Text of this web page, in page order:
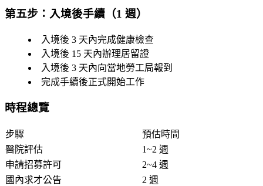
第五步：入境後手續（1 週）
入境後 3 天內完成健康檢查
入境後 15 天內辦理居留證
入境後 3 天內向當地勞工局報到
完成手續後正式開始工作
時程總覽
步驟
預估時間
醫院評估
1~2 週
申請招募許可
2~4 週
國內求才公告
2 週